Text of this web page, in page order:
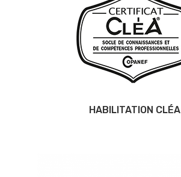
HABILITATION CLÉA